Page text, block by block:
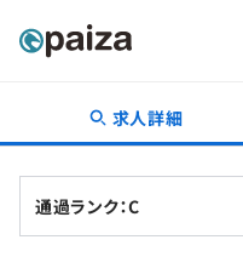
転職・キャリア
新卒就活
求人詳細
通過ランク：C